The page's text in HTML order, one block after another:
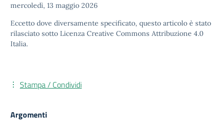
mercoledì, 13 maggio 2026
Eccetto dove diversamente specificato, questo articolo è stato
rilasciato sotto Licenza Creative Commons Attribuzione 4.0
Italia.
Stampa / Condividi
Argomenti